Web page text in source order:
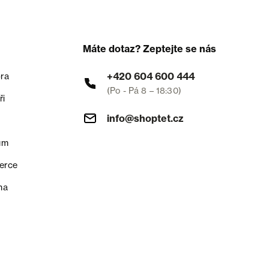
Máte dotaz? Zeptejte se nás
+420 604 600 444
(Po - Pá 8 – 18:30)
info@shoptet.cz